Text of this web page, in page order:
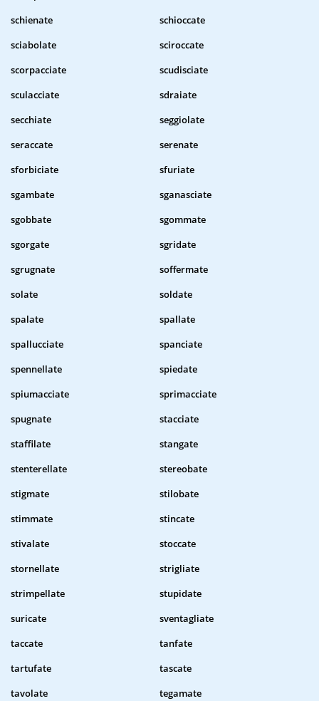
schienate
schioccate
sciabolate
sciroccate
scorpacciate
scudisciate
sculacciate
sdraiate
secchiate
seggiolate
seraccate
serenate
sforbiciate
sfuriate
sgambate
sganasciate
sgobbate
sgommate
sgorgate
sgridate
sgrugnate
soffermate
solate
soldate
spalate
spallate
spallucciate
spanciate
spennellate
spiedate
spiumacciate
sprimacciate
spugnate
stacciate
staffilate
stangate
stenterellate
stereobate
stigmate
stilobate
stimmate
stincate
stivalate
stoccate
stornellate
strigliate
strimpellate
stupidate
suricate
sventagliate
taccate
tanfate
tartufate
tascate
tavolate
tegamate